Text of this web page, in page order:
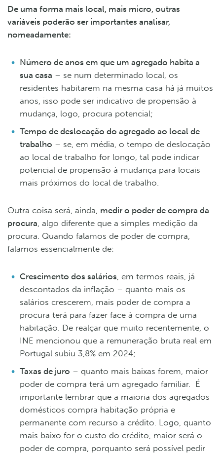
De uma forma mais local, mais micro, outras
variáveis poderão ser importantes analisar,
nomeadamente:
Número de anos em que um agregado habita a
sua casa – se num determinado local, os
residentes habitarem na mesma casa há já muitos
anos, isso pode ser indicativo de propensão à
mudança, logo, procura potencial;
Tempo de deslocação do agregado ao local de
trabalho – se, em média, o tempo de deslocação
ao local de trabalho for longo, tal pode indicar
potencial de propensão à mudança para locais
mais próximos do local de trabalho.
Outra coisa será, ainda, medir o poder de compra da
procura, algo diferente que a simples medição da
procura. Quando falamos de poder de compra,
falamos essencialmente de:
Crescimento dos salários, em termos reais, já
descontados da inflação – quanto mais os
salários crescerem, mais poder de compra a
procura terá para fazer face à compra de uma
habitação. De realçar que muito recentemente, o
INE mencionou que a remuneração bruta real em
Portugal subiu 3,8% em 2024;
Taxas de juro – quanto mais baixas forem, maior
poder de compra terá um agregado familiar. É
importante lembrar que a maioria dos agregados
domésticos compra habitação própria e
permanente com recurso a crédito. Logo, quanto
mais baixo for o custo do crédito, maior será o
poder de compra, porquanto será possível pedir